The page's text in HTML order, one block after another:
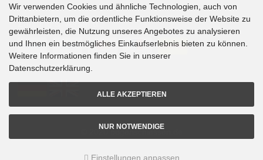
Zahlung & Versand
Sprachwahl
© 2020 bogenschiessen.de
Wir verwenden Cookies und ähnliche Technologien, auch von
Drittanbietern, um die ordentliche Funktionsweise der Website zu
gewährleisten, die Nutzung unseres Angebotes zu analysieren
und Ihnen ein bestmögliches Einkaufserlebnis bieten zu können.
Weitere Informationen finden Sie in unserer
Datenschutzerklärung.
ALLE AKZEPTIEREN
NUR NOTWENDIGE
Einstellungen anpassen